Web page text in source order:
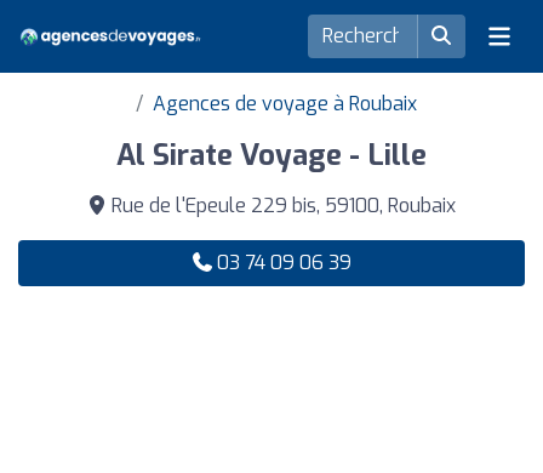
Agences de voyage à Roubaix
Al Sirate Voyage - Lille
Rue de l'Epeule 229 bis, 59100, Roubaix
03 74 09 06 39